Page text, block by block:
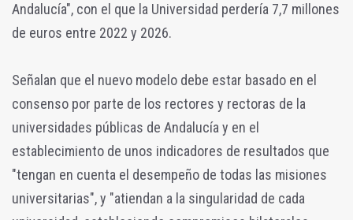
Andalucía", con el que la Universidad perdería 7,7 millones
de euros entre 2022 y 2026.
Señalan que el nuevo modelo debe estar basado en el
consenso por parte de los rectores y rectoras de la
universidades públicas de Andalucía y en el
establecimiento de unos indicadores de resultados que
"tengan en cuenta el desempeño de todas las misiones
universitarias", y "atiendan a la singularidad de cada